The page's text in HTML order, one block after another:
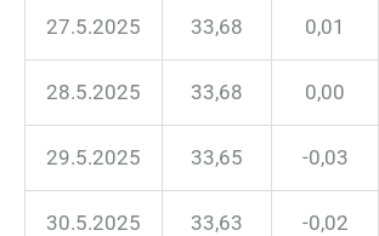
27.5.2025 33,68 0,01
28.5.2025 33,68 0,00
29.5.2025 33,65 -0,03
30.5.2025 33,63 -0,02